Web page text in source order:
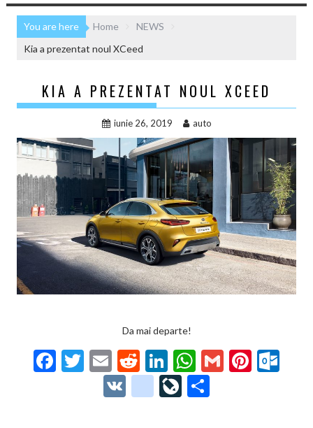
You are here Home
NEWS
Kia a prezentat noul XCeed
KIA A PREZENTAT NOUL XCEED
iunie 26, 2019 auto
Da mai departe!
F T
w
itt
E
m
ai
R
e
d
Li
n
ke
W
h
at
G Pi
g
Li